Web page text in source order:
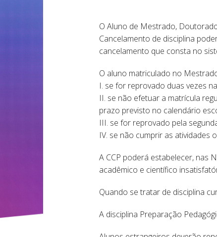
O Aluno de Mestrado,
Cancelamento de disciplina
cancelamento que consta no
O aluno matriculado no
I. se for reprovado duas vezes
II. se não efetuar a matrícula
prazo previsto no calendário
III. se for reprovado pela
IV. se não cumprir as atividades
A CCP poderá estabelecer, nas
acadêmico e científico
Quando se tratar de disciplina
A disciplina Preparação